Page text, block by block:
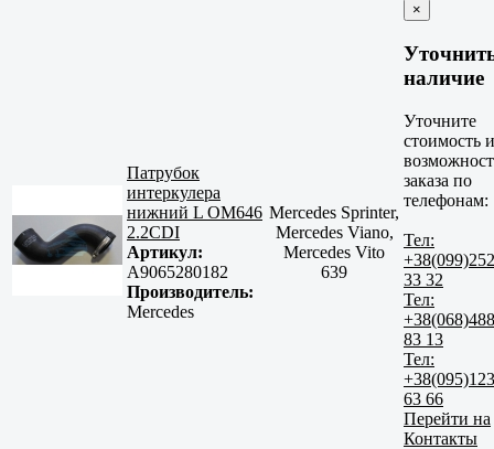
Патрубок
интеркулера
нижний L OM646
2.2CDI
Артикул:
A9065280182
Производитель:
Mercedes
Mercedes Sprinter,
Mercedes Viano,
Mercedes Vito
639
×
наличие
Уточните
стоимость и
заказа по
телефонам:
Тел:
+38(099)252
33 32
Тел:
+38(068)488
83 13
Тел:
+38(095)123
63 66
Перейти на
Контакты